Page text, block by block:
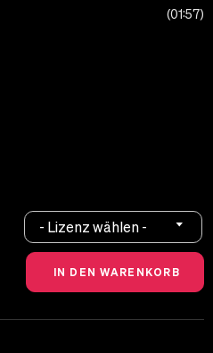
01:57
- Lizenz wählen -